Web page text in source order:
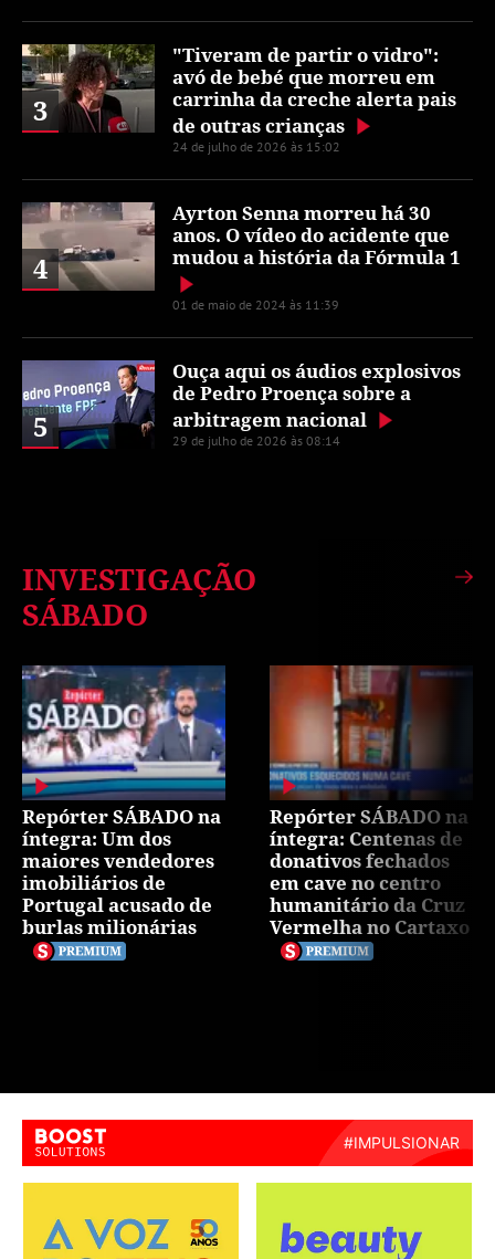
3
"Tiveram de partir o vidro":
avó de bebé que morreu em
carrinha da creche alerta pais
de outras crianças
24 de julho de 2026 às 15:02
4
Ayrton Senna morreu há 30
anos. O vídeo do acidente que
mudou a história da Fórmula 1
01 de maio de 2024 às 11:39
5
Ouça aqui os áudios explosivos
de Pedro Proença sobre a
arbitragem nacional
29 de julho de 2026 às 08:14
INVESTIGAÇÃO
SÁBADO
Repórter SÁBADO na
íntegra: Um dos
maiores vendedores
imobiliários de
Portugal acusado de
burlas milionárias
Repórter SÁBADO na
íntegra: Centenas de
donativos fechados
em cave no centro
humanitário da Cruz
Vermelha no Cartaxo